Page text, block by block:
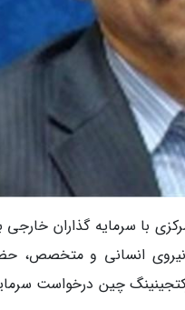
با سرمایه گذاران خارجی
انسانی و متخصص،
چین درخواست